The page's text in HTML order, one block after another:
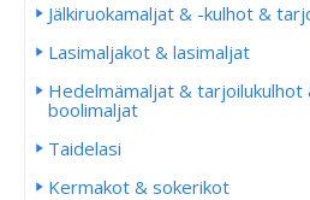
Jälkiruokamaljat & -kulhot &
Lasimaljakot & lasimaljat
Hedelmämaljat &
boolimaljat
Taidelasi
Kermakot & sokerikot